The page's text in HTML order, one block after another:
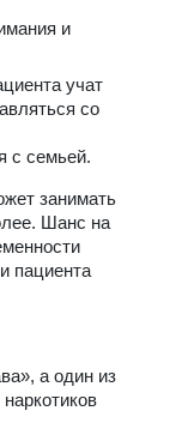
и
учат
со
с семьей.
занимать
Шанс на
пациента
а один из